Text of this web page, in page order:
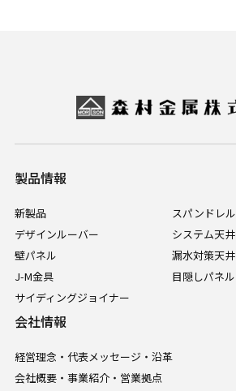
製品情報
新製品
スパンドレル
デザインルーバー
システム天井
壁パネル
漏水対策天井
J-M金具
目隠しパネル
サイディングジョイナー
会社情報
経営理念・代表メッセージ・沿革
会社概要・事業紹介・営業拠点